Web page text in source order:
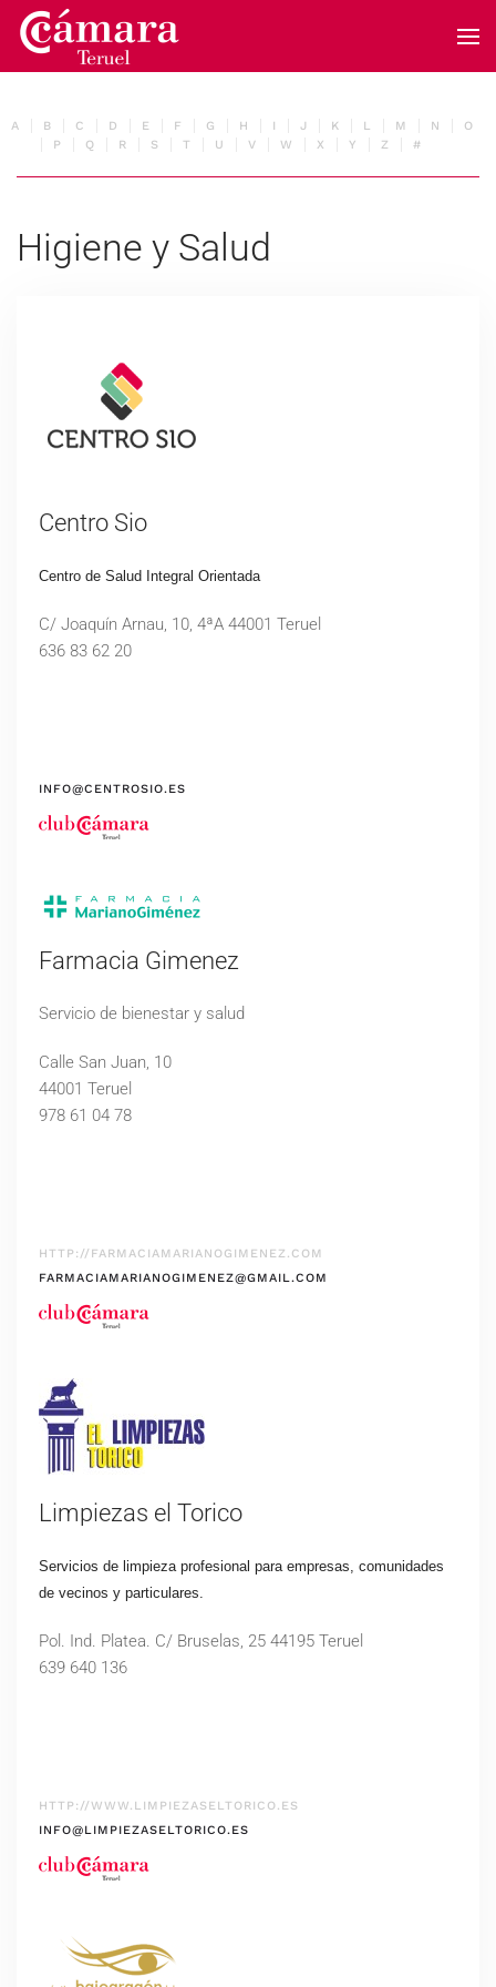
Skip to main content
A B C D E F G H I J K L M N
O
P
Q R S T U V W X Y Z #
Higiene y Salud
Centro Sio
Centro de Salud Integral Orientada
C/ Joaquín Arnau, 10, 4ªA 44001 Teruel
636 83 62 20
INFO@CENTROSIO.ES
Farmacia Gimenez
Servicio de bienestar y salud
Calle San Juan, 10
44001 Teruel
978 61 04 78
HTTP://FARMACIAMARIANOGIMENEZ.COM
FARMACIAMARIANOGIMENEZ@GMAIL.COM
Limpiezas el Torico
Servicios de limpieza profesional para empresas, comunidades
de vecinos y particulares.
Pol. Ind. Platea. C/ Bruselas, 25 44195 Teruel
639 640 136
HTTP://WWW.LIMPIEZASELTORICO.ES
INFO@LIMPIEZASELTORICO.ES